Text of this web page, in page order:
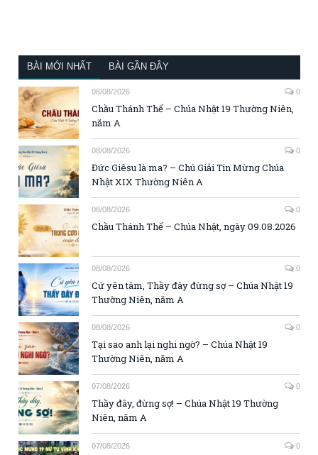
BÀI MỚI NHẤT BÀI GẦN ĐÂY
08/08/2026 0
Chầu Thánh Thể – Chúa Nhật 19 Thường Niên,
năm A
08/08/2026 0
Đức Giêsu là ma? – Chú Giải Tin Mừng Chúa
Nhật XIX Thường Niên A
08/08/2026 0
Chầu Thánh Thể – Chúa Nhật, ngày 09.08.2026
08/08/2026 0
Cứ yên tâm, Thầy đây đừng sợ – Chúa Nhật 19
Thường Niên, năm A
08/08/2026 0
Tại sao anh lại nghi ngờ? – Chúa Nhật 19
Thường Niên, năm A
07/08/2026 0
Thầy đây, đừng sợ! – Chúa Nhật 19 Thường
Niên, năm A
07/08/2026 0